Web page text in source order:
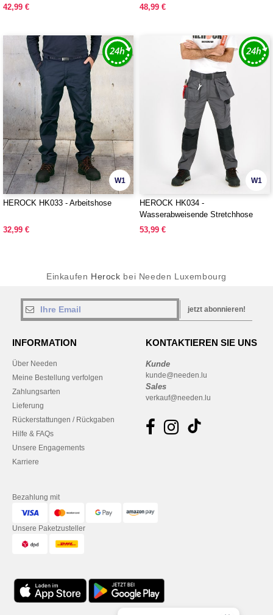
42,99 €
48,99 €
W1
HEROCK HK033 - Arbeitshose
32,99 €
W1
HEROCK HK034 -
Wasserabweisende Stretchhose
53,99 €
Einkaufen Herock bei Needen Luxembourg
jetzt abonnieren!
INFORMATION
Über Needen
Meine Bestellung verfolgen
Zahlungsarten
Lieferung
Rückerstattungen / Rückgaben
Hilfe & FAQs
Unsere Engagements
Karriere
KONTAKTIEREN SIE UNS
Kunde
kunde@needen.lu
Sales
verkauf@needen.lu
Bezahlung mit
Unsere Paketzusteller